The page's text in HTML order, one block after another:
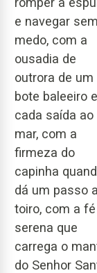
e navegar sem
medo, com a
ousadia de
outrora de um
bote baleeiro
cada saída ao
mar, com a
firmeza do
capinha
dá um passo
toiro, com a fé
serena que
carrega o
do Senhor